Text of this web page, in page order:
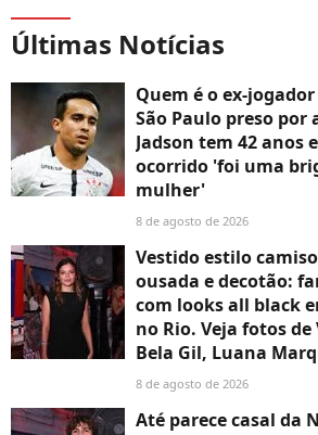
Últimas Notícias
Quem é o ex-
São Paulo preso por
Jadson tem 42 anos
ocorrido 'foi uma
mulher'
8 de agosto de 2026
Vestido estilo
ousada e decotão:
com looks all black
no Rio. Veja fotos
Bela Gil, Luana
8 de agosto de 2026
Até parece casal da